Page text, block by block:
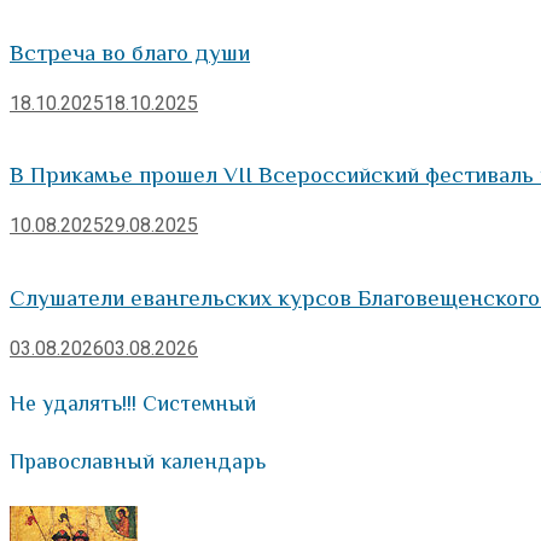
Встреча во благо души
18.10.202518.10.2025
В Прикамье прошел VII Всероссийский фестиваль
10.08.202529.08.2025
Слушатели евангельских курсов
03.08.202603.08.2026
Не удалять!!! Системный
Православный календарь